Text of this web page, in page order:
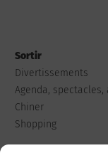
Sortir
Divertissements
Agenda, spectacles,
Chiner
Shopping